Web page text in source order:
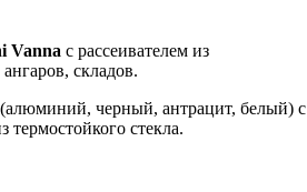
Vanna с рассеивателем из
складов.
черный, антрацит, белый) с
стекла.